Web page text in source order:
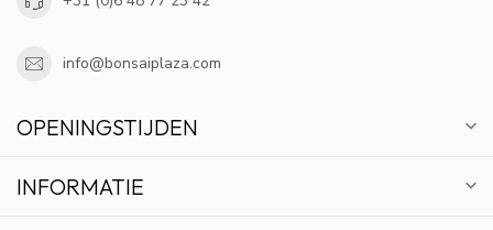
info@bonsaiplaza.com
OPENINGSTIJDEN
INFORMATIE